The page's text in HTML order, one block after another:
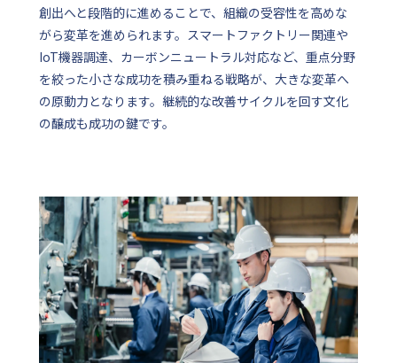
創出へと段階的に進めることで、組織の受容性を高めな
がら変革を進められます。スマートファクトリー関連や
IoT機器調達、カーボンニュートラル対応など、重点分野
を絞った小さな成功を積み重ねる戦略が、大きな変革へ
の原動力となります。継続的な改善サイクルを回す文化
の醸成も成功の鍵です。